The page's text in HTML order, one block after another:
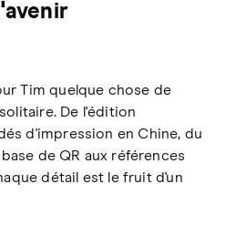
Tim quelque chose de
De l'édition
d'impression en Chine, du
de QR aux références
détail est le fruit d'un